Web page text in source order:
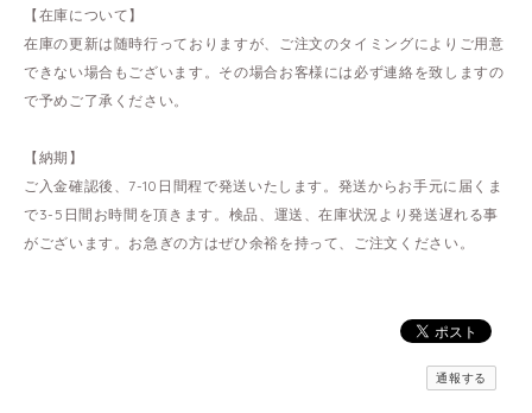
【在庫について】
在庫の更新は随時行っておりますが、ご注文のタイミングによりご用意
できない場合もございます。その場合お客様には必ず連絡を致しますの
で予めご了承ください。
【納期】
ご入金確認後、7-10日間程で発送いたします。発送からお手元に届くま
で3-5日間お時間を頂きます。検品、運送、在庫状況より発送遅れる事
がございます。お急ぎの方はぜひ余裕を持って、ご注文ください。
通報する